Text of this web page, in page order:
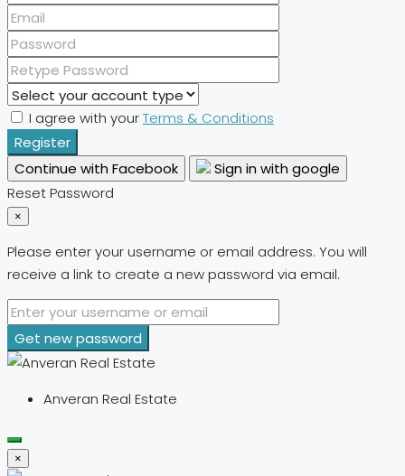
I agree with yourTerms & Conditions
Register
Continue with Facebook
Sign in with google
Reset Password
×
Please enter your username or email address. You will
receive a link to create a new password via email.
Get new password
Anveran Real Estate
×